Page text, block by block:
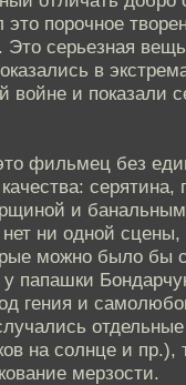
это порочное
серьезная
в
войне и показали
фильмец без
серятина,
и
ни одной сцены,
можно было бы
папашки
гения и
на солнце и пр.),
мерзости.